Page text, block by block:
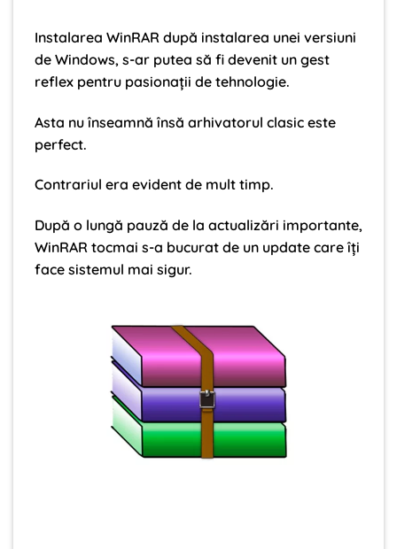
Instalarea WinRAR după instalarea unei versiuni
de Windows, s-ar putea să fi devenit un gest
reflex pentru pasionații de tehnologie.
Asta nu înseamnă însă arhivatorul clasic este
perfect.
Contrariul era evident de mult timp.
După o lungă pauză de la actualizări importante,
WinRAR tocmai s-a bucurat de un update care îți
face sistemul mai sigur.